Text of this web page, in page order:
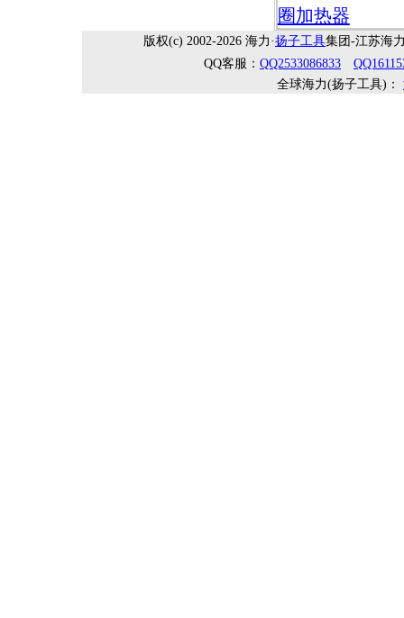
圈加热器
版权(c) 2002-2026 海力·扬子工具集团-江苏海
QQ客服： QQ2533086833
全球海力(扬子工具)：